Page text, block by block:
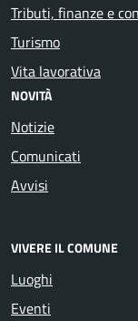
Tributi, finanze e
Turismo
Vita lavorativa
NOVITÀ
Notizie
Comunicati
Avvisi
VIVERE IL COMUNE
Luoghi
Eventi